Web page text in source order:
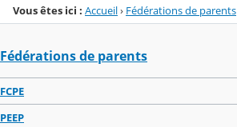
Vous êtes ici : Accueil› Fédérations de parents
Fédérations de parents
FCPE
PEEP